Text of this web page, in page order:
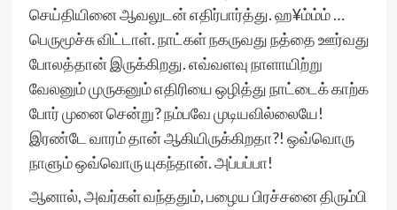
செய்தியினை ஆவலுடன் எதிர்பார்த்து. ஹ¥ம்ம்ம் …
பெருமூச்சு விட்டாள். நாட்கள் நகருவது நத்தை ஊர்வது
போலத்தான் இருக்கிறது. எவ்வளவு நாளாயிற்று
வேலனும் முருகனும் எதிரியை ஒழித்து நாட்டைக் காற்க
போர் முனை சென்று? நம்பவே முடியவில்லையே!
இரண்டே வாரம் தான் ஆகியிருக்கிறதா?! ஒவ்வொரு
நாளும் ஒவ்வொரு யுகந்தான். அப்பப்பா!
ஆனால், அவர்கள் வந்ததும், பழைய பிரச்சனை திரும்பி